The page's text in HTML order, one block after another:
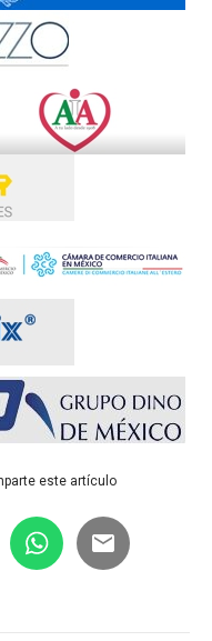
este artículo